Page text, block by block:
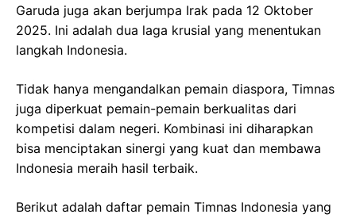
Garuda juga akan berjumpa Irak pada 12 Oktober
2025. Ini adalah dua laga krusial yang menentukan
langkah Indonesia.
Tidak hanya mengandalkan pemain diaspora, Timnas
juga diperkuat pemain-pemain berkualitas dari
kompetisi dalam negeri. Kombinasi ini diharapkan
bisa menciptakan sinergi yang kuat dan membawa
Indonesia meraih hasil terbaik.
Berikut adalah daftar pemain Timnas Indonesia yang